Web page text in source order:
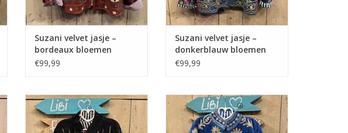
Suzani velvet jasje –
bordeaux bloemen
€99,99
Suzani velvet jasje –
donkerblauw bloemen
€99,99
Suzani velvet jasje – zwart oog Suzani velvet jasje – blauw beige